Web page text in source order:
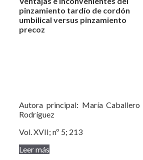
pinzamiento tardío de cordón
umbilical versus pinzamiento
precoz
Autora principal: María Caballero
Rodríguez
Vol. XVII; nº 5; 213
Leer más